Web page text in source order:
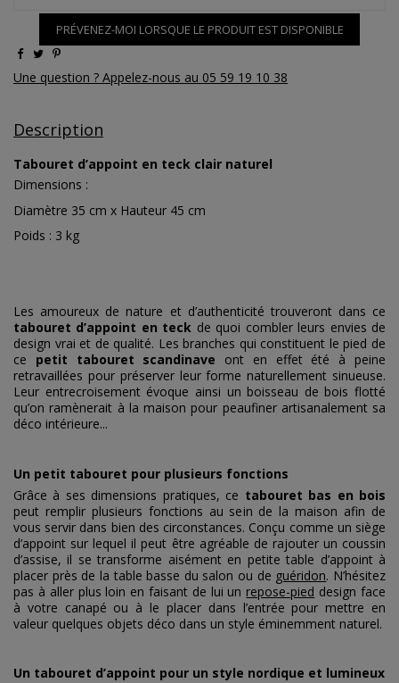
PRÉVENEZ-MOI LORSQUE LE PRODUIT EST DISPONIBLE
Une question ? Appelez-nous au 05 59 19 10 38
Description
Tabouret d’appoint en teck clair naturel
Dimensions :
Diamètre 35 cm x Hauteur 45 cm
Poids : 3 kg
Les amoureux de nature et d’authenticité trouveront dans ce
tabouret d’appoint en teck de quoi combler leurs envies de
design vrai et de qualité. Les branches qui constituent le pied de
ce petit tabouret scandinave ont en effet été à peine
retravaillées pour préserver leur forme naturellement sinueuse.
Leur entrecroisement évoque ainsi un boisseau de bois flotté
qu’on ramènerait à la maison pour peaufiner artisanalement sa
déco intérieure...
Un petit tabouret pour plusieurs fonctions
Grâce à ses dimensions pratiques, ce tabouret bas en bois
peut remplir plusieurs fonctions au sein de la maison afin de
vous servir dans bien des circonstances. Conçu comme un siège
d’appoint sur lequel il peut être agréable de rajouter un coussin
d’assise, il se transforme aisément en petite table d’appoint à
placer près de la table basse du salon ou de guéridon. N’hésitez
pas à aller plus loin en faisant de lui un repose-pied design face
à votre canapé ou à le placer dans l’entrée pour mettre en
valeur quelques objets déco dans un style éminemment naturel.
Un tabouret d’appoint pour un style nordique et lumineux